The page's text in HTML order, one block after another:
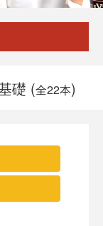
礎 (全22本)